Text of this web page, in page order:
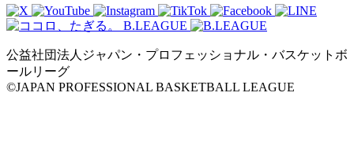
公益社団法人ジャパン・プロフェッショナル・バスケットボ
ールリーグ
©JAPAN PROFESSIONAL BASKETBALL LEAGUE